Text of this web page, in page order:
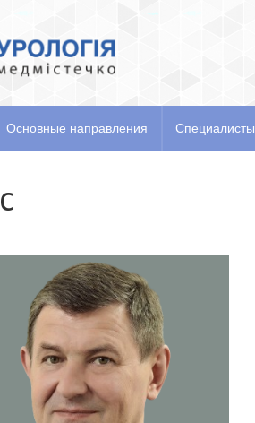
Основные направления Специалисты
О нас Основные направления